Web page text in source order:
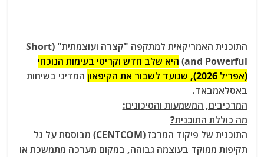
התוכנית האמריקאית למתקפה "קצרה ועוצמתית" (Short
and Powerful) היא שלב חדש וקריטי בעימות הנוכחי
(אפריל 2026), שנועד לשבור את הקיפאון
המדיני בשיחות
באסלאמבאד.
המרכיבים, המשמעות והסיכונים:
מה כוללת התוכנית?
התוכנית של פיקוד המרכז (CENTCOM) מבוססת על גל
תקיפות ממוקד בעוצמה גבוהה, במקום מערכה מתמשכת או